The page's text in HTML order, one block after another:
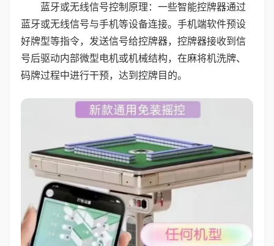
蓝牙或无线信号控制原理：一些智能控牌器通过
蓝牙或无线信号与手机等设备连接。手机端软件预设
好牌型等指令，发送信号给控牌器，控牌器接收到信
号后驱动内部微型电机或机械结构，在麻将机洗牌、
码牌过程中进行干预，达到控牌目的。